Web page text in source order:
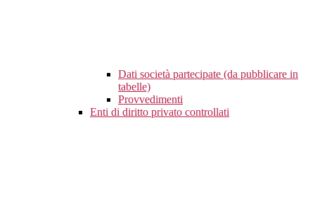
Dati società partecipate (da pubblicare in
tabelle)
Provvedimenti
Enti di diritto privato controllati